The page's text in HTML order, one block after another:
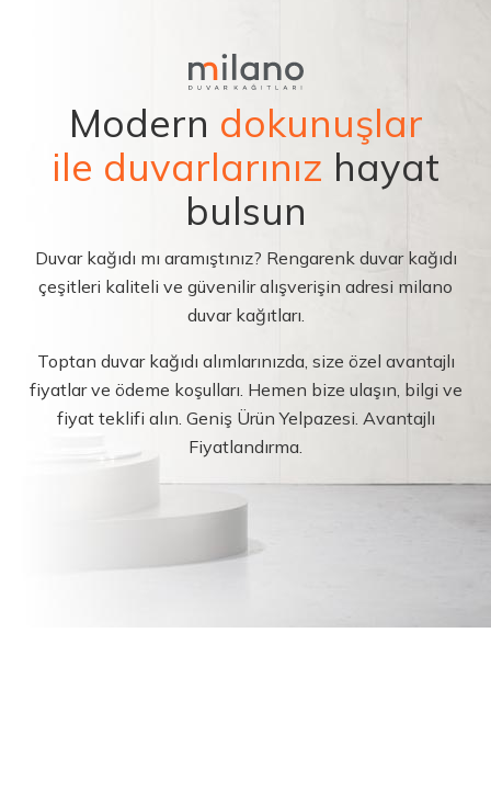
Modern dokunuşlar
ile duvarlarınız hayat
bulsun
Duvar kağıdı mı aramıştınız? Rengarenk duvar kağıdı
çeşitleri kaliteli ve güvenilir alışverişin adresi milano
duvar kağıtları.
Toptan duvar kağıdı alımlarınızda, size özel avantajlı
fiyatlar ve ödeme koşulları. Hemen bize ulaşın, bilgi ve
fiyat teklifi alın. Geniş Ürün Yelpazesi. Avantajlı
Fiyatlandırma.